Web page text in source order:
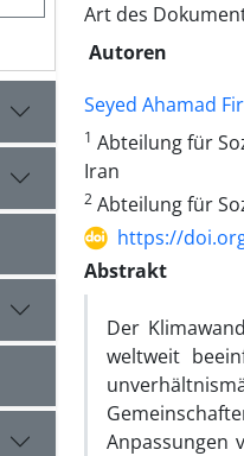
Art des
Autoren
Seyed Ahamad
1 Abteilung für
Iran
2 Abteilung für
https://
Abstrakt
Der
welt­weit
Anpassungen